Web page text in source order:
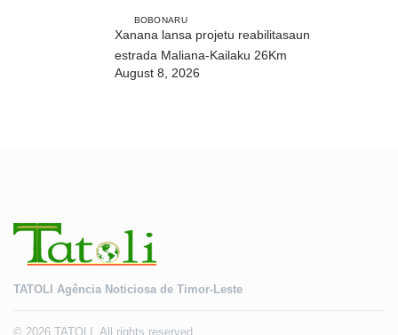
BOBONARU
Xanana lansa projetu reabilitasaun
estrada Maliana-Kailaku 26Km
August 8, 2026
TATOLI Agência Noticiosa de Timor-Leste
© 2026 TATOLI. All rights reserved.